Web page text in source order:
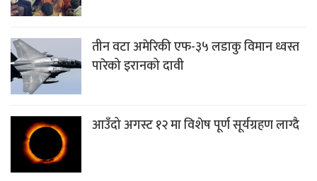
तीन वटा अमेरिकी एफ-३५ लडाकु विमान ध्वस्त
पारेको इरानको दावी
आउँदो अगस्ट १२ मा विशेष पूर्ण सूर्यग्रहण लाग्दै